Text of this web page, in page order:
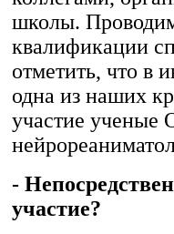
школы.
квалификации
отметить, что в
одна из наших
участие
-
участие?